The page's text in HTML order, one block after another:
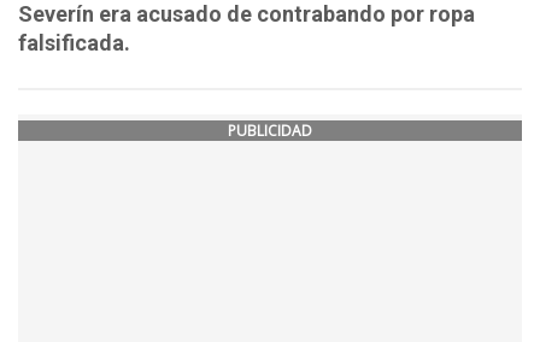
Severín era acusado de contrabando por ropa
falsificada.
PUBLICIDAD